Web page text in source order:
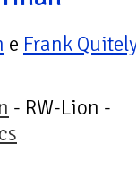
e Frank
- RW-Lion -